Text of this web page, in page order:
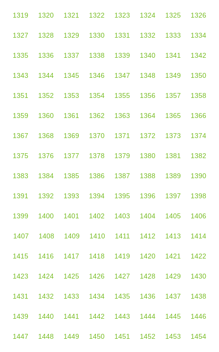
1319 1320 1321 1322 1323 1324 1325 1326
1327 1328 1329 1330 1331 1332 1333 1334
1335 1336 1337 1338 1339 1340 1341 1342
1343 1344 1345 1346 1347 1348 1349 1350
1351 1352 1353 1354 1355 1356 1357 1358
1359 1360 1361 1362 1363 1364 1365 1366
1367 1368 1369 1370 1371 1372 1373 1374
1375 1376 1377 1378 1379 1380 1381 1382
1383 1384 1385 1386 1387 1388 1389 1390
1391 1392 1393 1394 1395 1396 1397 1398
1399 1400 1401 1402 1403 1404 1405 1406
1407 1408 1409 1410 1411 1412 1413 1414
1415 1416 1417 1418 1419 1420 1421 1422
1423 1424 1425 1426 1427 1428 1429 1430
1431 1432 1433 1434 1435 1436 1437 1438
1439 1440 1441 1442 1443 1444 1445 1446
1447 1448 1449 1450 1451 1452 1453 1454